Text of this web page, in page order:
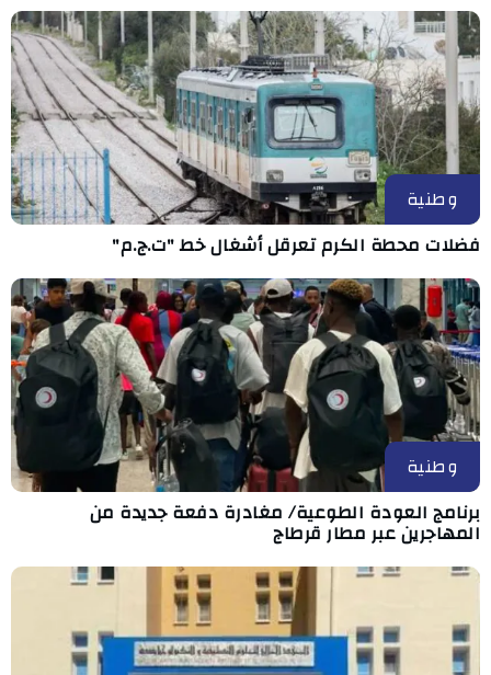
وطنية
فضلات محطة الكرم تعرقل أشغال خط "ت.ج.م"
وطنية
برنامج العودة الطوعية/ مغادرة دفعة جديدة من
المهاجرين عبر مطار قرطاج